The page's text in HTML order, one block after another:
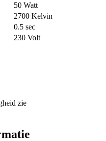
50 Watt
2700 Kelvin
0.5 sec
230 Volt
zie